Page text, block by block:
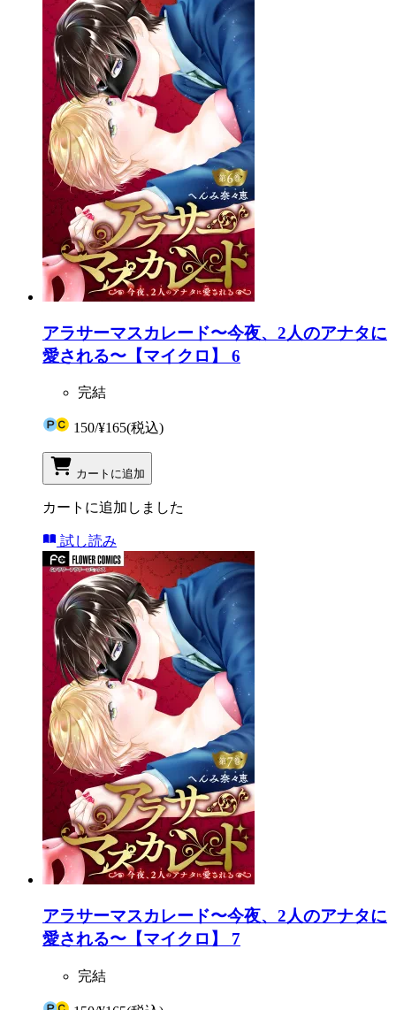
アラサーマスカレード〜今夜、2人のアナタに
愛される〜【マイクロ】 6
完結
150/¥165(税込)
カートに追加
カートに追加しました
試し読み
アラサーマスカレード〜今夜、2人のアナタに
愛される〜【マイクロ】 7
完結